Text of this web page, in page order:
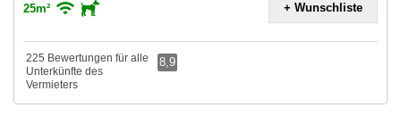
25m² + Wunschliste
225 Bewertungen für alle
Unterkünfte des
Vermieters
8,9